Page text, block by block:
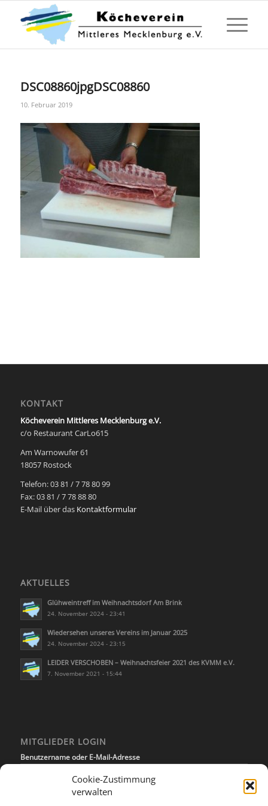
Cookie-Zustimmung
verwalten
DSC08860jpgDSC08860
10. Februar 2019
KONTAKT
Köcheverein Mittleres Mecklenburg e.V.
c/o Restaurant CarLo615
Am Warnowufer 61
18057 Rostock
Telefon: 03 81 / 7 78 80 99
Fax: 03 81 / 7 78 88 80
E-Mail über das Kontaktformular
AKTUELLES
Glühweintreff im Weihnachtsdorf Am Brink
24. November 2024 - 23:41
Wiedersehen unseres Vereins im Januar 2025
24. November 2024 - 23:15
LEIDER VERSCHOBEN – Weihnachtsfeier 2021 des KVMM e.V.
7. November 2021 - 15:44
MITGLIEDER LOGIN
Benutzername oder E-Mail-Adresse